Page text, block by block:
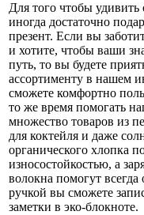
Для того чтобы
иногда достаточно
презент. Если вы
и хотите, чтобы ваши
путь, то вы будете
ассортименту в нашем
сможете комфортно
то же время помогать
множество товаров из
для коктейля и даже
органического хлопка
износостойкостью, а
волокна помогут всегда
ручкой вы сможете
заметки в эко-блокноте.